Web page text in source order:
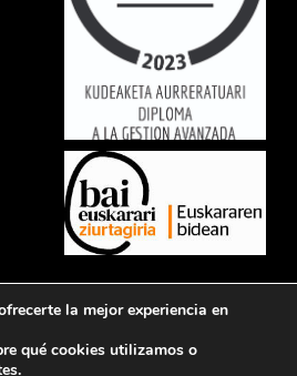
pulvinar dapibus leo.
la mejor experiencia en
qué cookies utilizamos o
.